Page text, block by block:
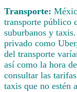
Transporte:
transporte público
suburbanos y
privado como
del transporte
así como la hora
consultar las
taxis que no estén